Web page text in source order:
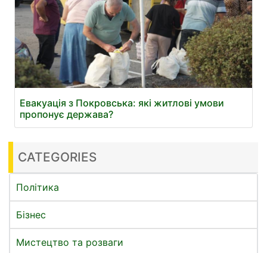
Евакуація з Покровська: які житлові умови
пропонує держава?
CATEGORIES
Політика
Бізнес
Мистецтво та розваги